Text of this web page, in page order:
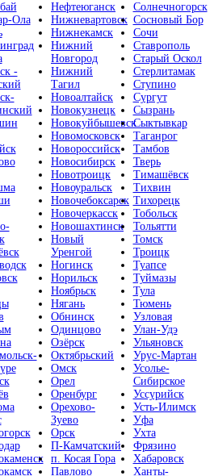
Ола
-
Нефтеюганск
Нижневартовск
Нижнекамск
Нижний
Новгород
Нижний
Тагил
Новоалтайск
Новокузнецк
Новокуйбышевск
Новомосковск
Новороссийск
Новосибирск
Новотроицк
Новоуральск
Новочебоксарск
Новочеркасск
Новошахтинск
Новый
Уренгой
Ногинск
Норильск
Ноябрьск
Нягань
Обнинск
Одинцово
Озёрск
Октябрьский
Омск
Орел
Оренбург
Орехово-
Зуево
Орск
П-Камчатский
п. Косая Гора
Павлово
Солнечногорск
Сосновый Бор
Сочи
Ставрополь
Старый Оскол
Стерлитамак
Ступино
Сургут
Сызрань
Сыктывкар
Таганрог
Тамбов
Тверь
Тимашёвск
Тихвин
Тихорецк
Тобольск
Тольятти
Томск
Троицк
Туапсе
Туймазы
Тула
Тюмень
Узловая
Улан-Удэ
Ульяновск
Урус-Мартан
Усолье-
Сибирское
Уссурийск
Усть-Илимск
Уфа
Ухта
Фрязино
Хабаровск
Ханты-